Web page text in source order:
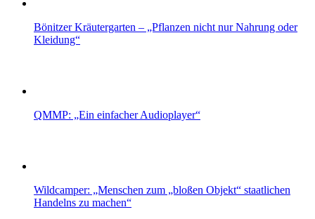
Bönitzer Kräutergarten – „Pflanzen nicht nur Nahrung oder
Kleidung“
QMMP: „Ein einfacher Audioplayer“
Wildcamper: „Menschen zum „bloßen Objekt“ staatlichen
Handelns zu machen“